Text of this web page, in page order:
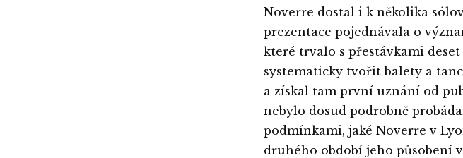
Noverre dostal i k několika
prezentace pojednávala o
které trvalo s přestávkami deset
systematicky tvořit balety a
a získal tam první uznání od
nebylo dosud podrobně
podmínkami, jaké Noverre v
druhého období jeho působení